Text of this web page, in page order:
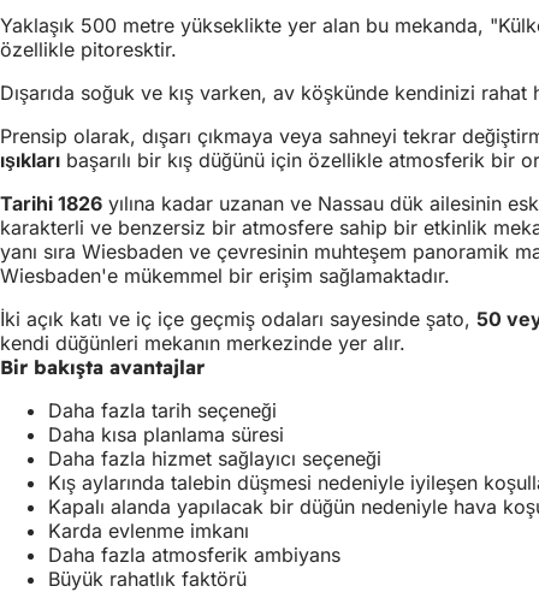
Yaklaşık 500 metre yükseklikte yer alan bu mekanda,
özellikle pitoresktir.
Dışarıda soğuk ve kış varken, av köşkünde kendinizi
Prensip olarak, dışarı çıkmaya veya sahneyi tekrar
ışıkları başarılı bir kış düğünü için özellikle atmosferik bir
Tarihi 1826 yılına kadar uzanan ve Nassau dük ailesinin
karakterli ve benzersiz bir atmosfere sahip bir etkinlik
yanı sıra Wiesbaden ve çevresinin muhteşem panoramik
Wiesbaden'e mükemmel bir erişim sağlamaktadır.
İki açık katı ve iç içe geçmiş odaları sayesinde şato, 50
kendi düğünleri mekanın merkezinde yer alır.
Bir bakışta avantajlar
Daha fazla tarih seçeneği
Daha kısa planlama süresi
Daha fazla hizmet sağlayıcı seçeneği
Kış aylarında talebin düşmesi nedeniyle iyileşen
Kapalı alanda yapılacak bir düğün nedeniyle hava
Karda evlenme imkanı
Daha fazla atmosferik ambiyans
Büyük rahatlık faktörü